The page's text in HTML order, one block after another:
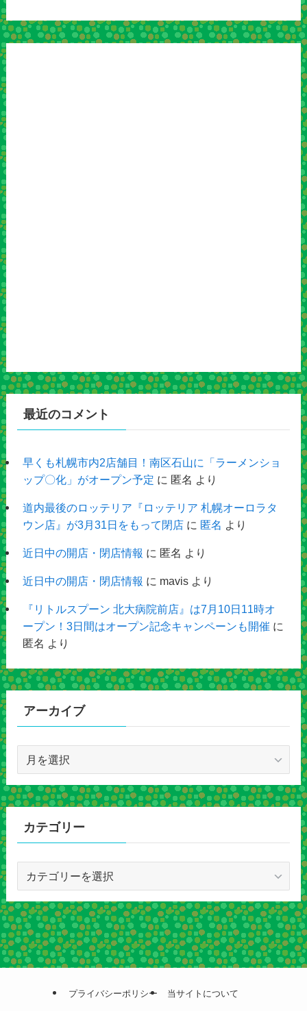
最近のコメント
早くも札幌市内2店舗目！南区石山に「ラーメンショ
ップ〇化」がオープン予定 に 匿名 より
道内最後のロッテリア『ロッテリア 札幌オーロラタ
ウン店』が3月31日をもって閉店に 匿名 より
近日中の開店・閉店情報 に 匿名 より
近日中の開店・閉店情報 に mavisより
『リトルスプーン 北大病院前店』は7月10日11時オ
ープン！3日間はオープン記念キャンペーンも開催 に
匿名 より
アーカイブ
カ
イ
カテゴリー
ゴ
リ
ー
プライバシーポリシー 当サイトについて